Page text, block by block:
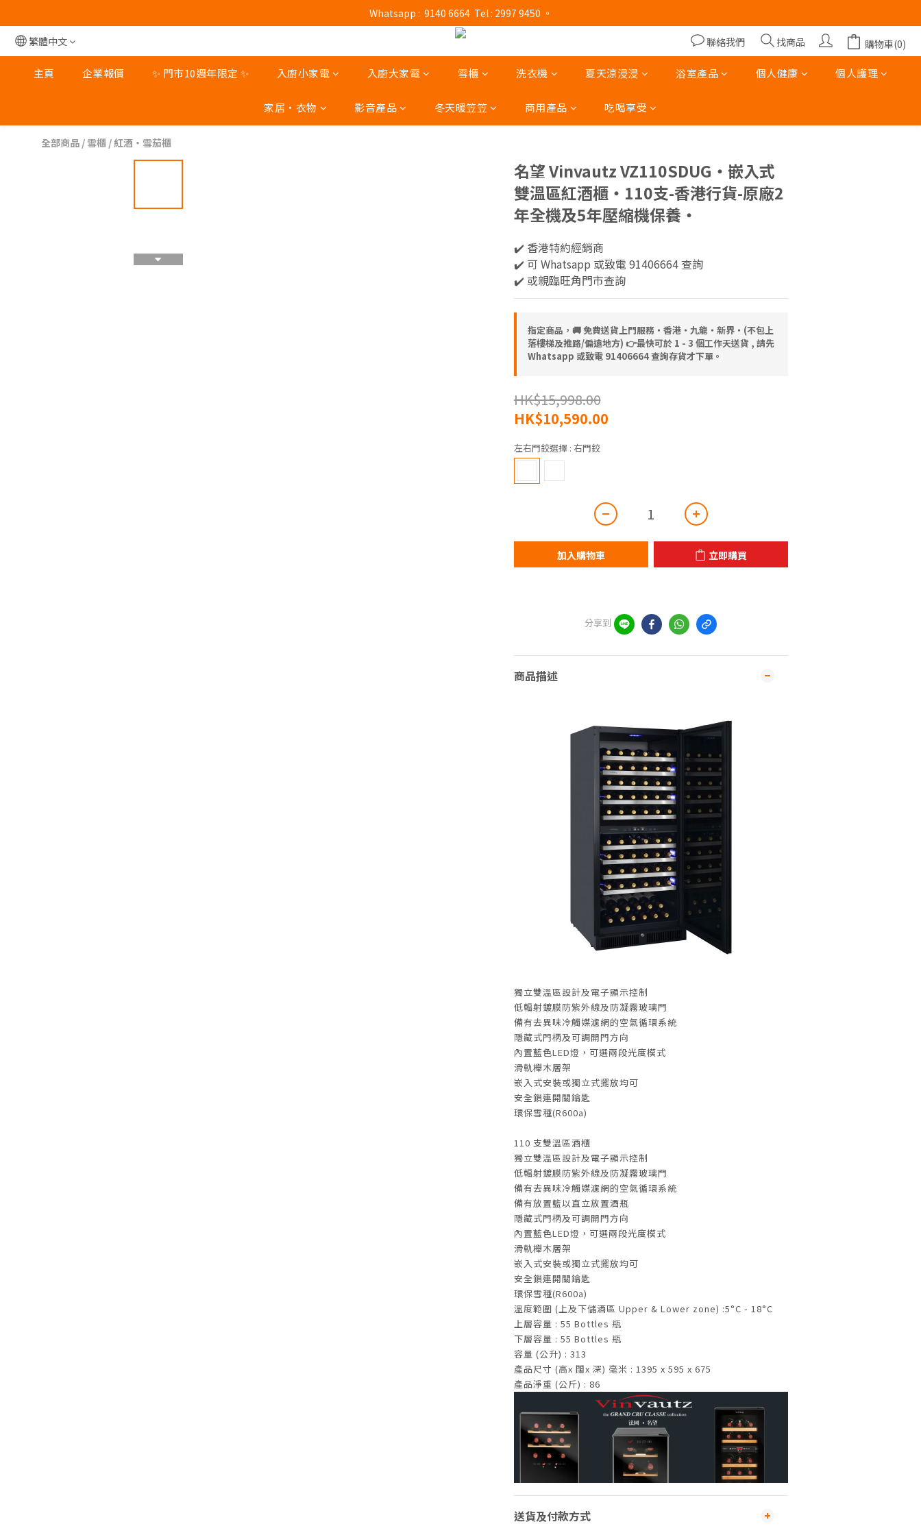
旺角門市營業時間 : (星期一至六 13:00 - 21:00 / 星期日及公眾假期 13:00 - 19:00)
Whatsapp :  9140 6664  Tel : 2997 9450 。
旺角門市營業時間 : (星期一至六 13:00 - 21:00 / 星期日及公眾假期 13:00 - 19:00)
繁體中文 聯絡我們 找商品 購物車(0)
主頁 企業報價 ✨ 門市10週年限定 ✨ 入廚小家電 入廚大家電 雪櫃 洗衣機 夏天涼浸浸 浴室產品 個人健康 個人護理
家居‧衣物 影音產品 冬天暖笠笠 商用產品 吃喝享受
全部商品 / 雪櫃 /紅酒‧雪茄櫃
名望 Vinvautz VZ110SDUG‧嵌入式
雙溫區紅酒櫃‧110支-香港行貨-原廠2
年全機及5年壓縮機保養‧
✔️ 香港特約經銷商
✔️ 可 Whatsapp 或致電 91406664 查詢
✔️ 或親臨旺角門市查詢
指定商品，🚚 免費送貨上門服務‧香港‧九龍‧新界‧(不包上
落樓梯及推路/偏遠地方) 👉最快可於 1 - 3 個工作天送貨 , 請先
Whatsapp 或致電 91406664 查詢存貨才下單。
HK$15,998.00
HK$10,590.00
左右門鉸選擇 : 右門鉸
加入購物車 立即購買
分享到
商品描述
獨立雙溫區設計及電子顯示控制
低輻射鍍膜防紫外線及防凝霧玻璃門
備有去異味冷觸媒濾網的空氣循環系統
隱藏式門柄及可調開門方向
內置藍色LED燈，可選兩段光度模式
滑軌櫸木層架
嵌入式安裝或獨立式擺放均可
安全鎖連開關鑰匙
環保雪種(R600a)
110 支雙溫區酒櫃
獨立雙溫區設計及電子顯示控制
低輻射鍍膜防紫外線及防凝霧玻璃門
備有去異味冷觸媒濾網的空氣循環系統
備有放置籃以直立放置酒瓶
隱藏式門柄及可調開門方向
內置藍色LED燈，可選兩段光度模式
滑軌櫸木層架
嵌入式安裝或獨立式擺放均可
安全鎖連開關鑰匙
環保雪種(R600a)
溫度範圍 (上及下儲酒區 Upper & Lower zone) :5°C - 18°C
上層容量 : 55 Bottles 瓶
下層容量 : 55 Bottles 瓶
容量 (公升) : 313
產品尺寸 (高x 闊x 深) 毫米 : 1395 x 595 x 675
產品淨重 (公斤) : 86
送貨及付款方式